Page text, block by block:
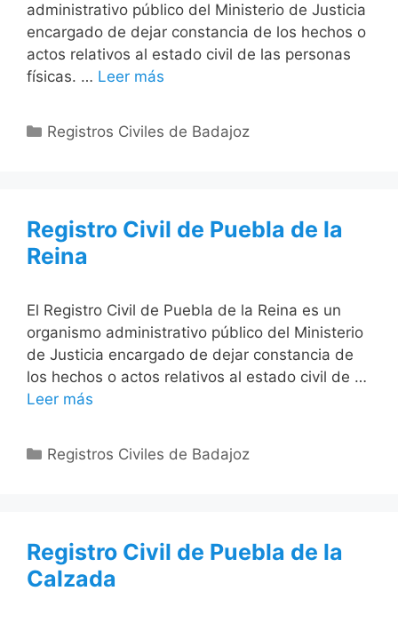
administrativo público del Ministerio de Justicia
encargado de dejar constancia de los hechos o
actos relativos al estado civil de las personas
físicas. … Leer más
Categorías
Registros Civiles de Badajoz
Registro Civil de Puebla de la
Reina
El Registro Civil de Puebla de la Reina es un
organismo administrativo público del Ministerio
de Justicia encargado de dejar constancia de
los hechos o actos relativos al estado civil de …
Leer más
Categorías
Registros Civiles de Badajoz
Registro Civil de Puebla de la
Calzada